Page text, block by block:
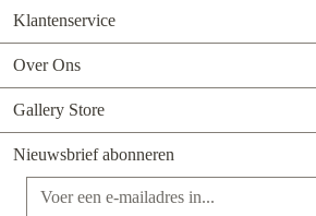
Klantenservice
Over Ons
Gallery Store
Nieuwsbrief abonneren
E-mailadres*